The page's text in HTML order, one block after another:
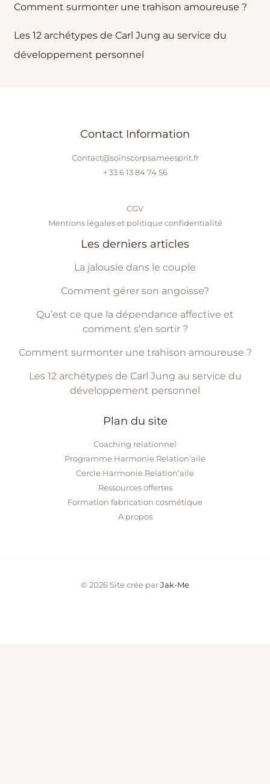
Comment surmonter une trahison amoureuse ?
Les 12 archétypes de Carl Jung au service du
développement personnel
Contact Information
Contact@soinscorpsameesprit.fr
+ 33 6 13 84 74 56
CGV
Mentions légales et politique confidentialité
Les derniers articles
La jalousie dans le couple
Comment gérer son angoisse?
Qu’est ce que la dépendance affective et
comment s’en sortir ?
Comment surmonter une trahison amoureuse ?
Les 12 archétypes de Carl Jung au service du
développement personnel
Plan du site
Coaching relationnel
Programme Harmonie Relation’aile
Cercle Harmonie Relation’aile
Ressources offertes
Formation fabrication cosmétique
A propos
© 2026 Site crée parJak-Me